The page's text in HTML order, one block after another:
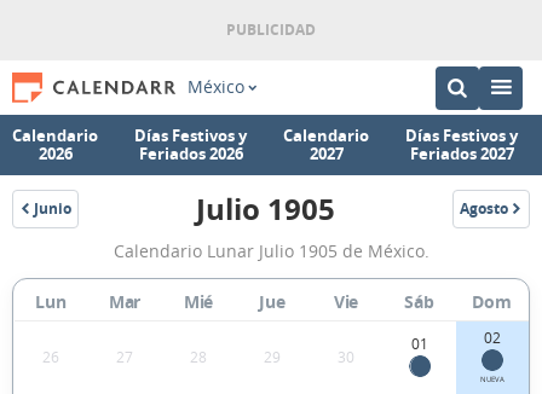
México
Calendario
2026
Días Festivos y
Feriados 2026
Calendario
2027
Días Festivos y
Feriados 2027
Junio
1905
Calendario
Lunar
Julio
Julio 1905 Agosto
1905
Calendario Lunar Julio 1905 de México.
Lun Mar Mié Jue Vie Sáb Dom
26 27 28 29 30
01 02
NUEVA